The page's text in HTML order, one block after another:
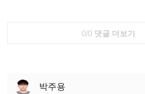
0/0 댓글 더보기
박주용